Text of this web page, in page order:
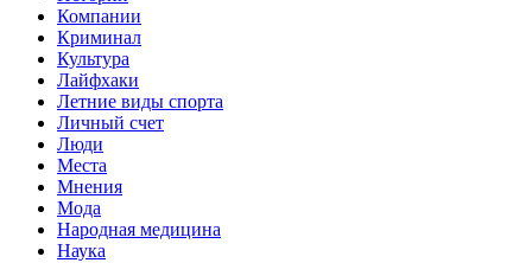
Компании
Криминал
Культура
Лайфхаки
Летние виды спорта
Личный счет
Люди
Места
Мнения
Мода
Народная медицина
Наука